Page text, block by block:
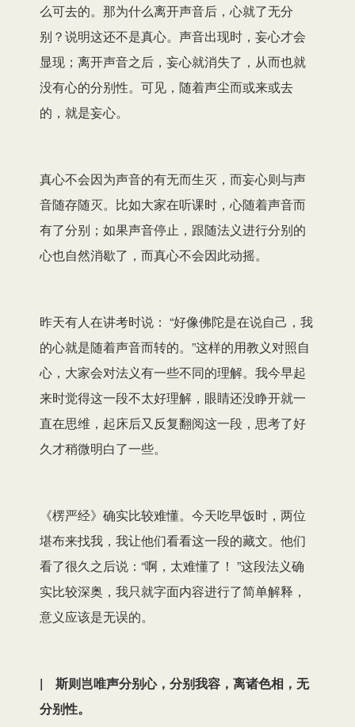
么可去的。那为什么离开声音后，心就了无分
别？说明这还不是真心。声音出现时，妄心才会
显现；离开声音之后，妄心就消失了，从而也就
没有心的分别性。可见，随着声尘而或来或去
的，就是妄心。
真心不会因为声音的有无而生灭，而妄心则与声
音随存随灭。比如大家在听课时，心随着声音而
有了分别；如果声音停止，跟随法义进行分别的
心也自然消歇了，而真心不会因此动摇。
昨天有人在讲考时说： “好像佛陀是在说自己，我
的心就是随着声音而转的。”这样的用教义对照自
心，大家会对法义有一些不同的理解。我今早起
来时觉得这一段不太好理解，眼睛还没睁开就一
直在思维，起床后又反复翻阅这一段，思考了好
久才稍微明白了一些。
《楞严经》确实比较难懂。今天吃早饭时，两位
堪布来找我，我让他们看看这一段的藏文。他们
看了很久之后说：“啊，太难懂了！ ”这段法义确
实比较深奥，我只就字面内容进行了简单解释，
意义应该是无误的。
| 斯则岂唯声分别心，分别我容，离诸色相，无
分别性。